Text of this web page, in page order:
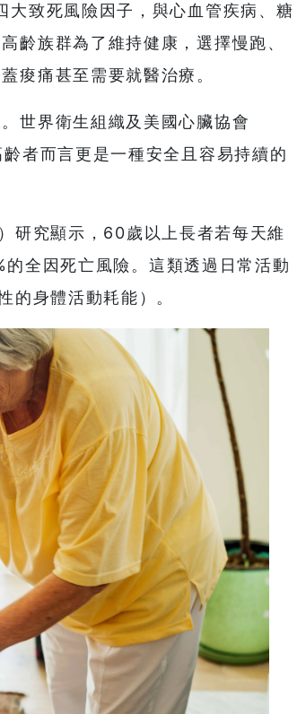
致死風險因子，與心血管疾病、糖
齡族群為了維持健康，選擇慢跑、
痠痛甚至需要就醫治療。
世界衛生組織及美國心臟協會
者而言更是一種安全且容易持續的
研究顯示，60歲以上長者若每天維
全因死亡風險。這類透過日常活動
的身體活動耗能）。